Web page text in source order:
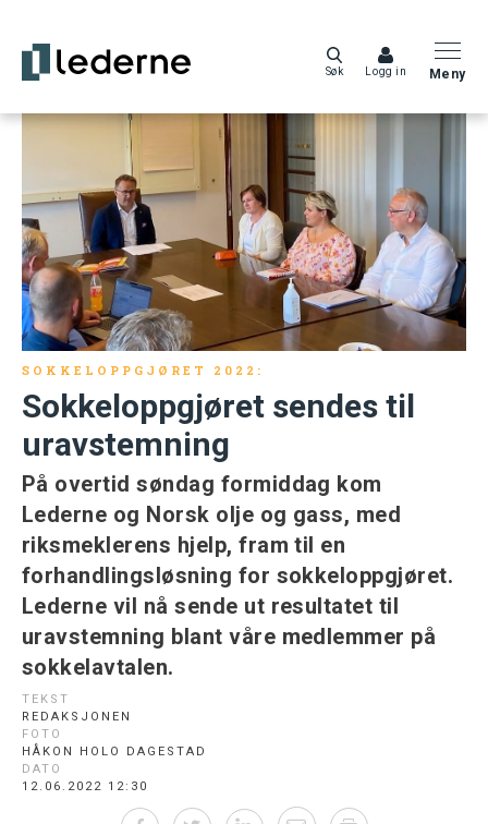
Søk Logg in Meny
SOKKELOPPGJØRET 2022:
Sokkeloppgjøret sendes til
uravstemning
På overtid søndag formiddag kom
Lederne og Norsk olje og gass, med
riksmeklerens hjelp, fram til en
forhandlingsløsning for sokkeloppgjøret.
Lederne vil nå sende ut resultatet til
uravstemning blant våre medlemmer på
sokkelavtalen.
TEKST
REDAKSJONEN
FOTO
HÅKON HOLO DAGESTAD
DATO
12.06.2022 12:30